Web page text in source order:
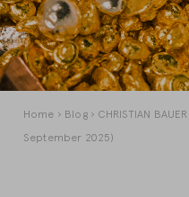
Home Blog CHRISTIAN
September 2025)
Länderwahl
Deutschland